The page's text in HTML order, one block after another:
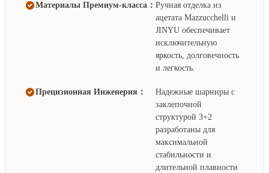
Материалы Премиум-класса： Ручная отделка из
ацетата Mazzucchelli и
JINYU обеспечивает
исключительную
яркость, долговечность
и легкость.
Прецизионная Инженерия：
Надежные шарниры с
заклепочной
структурой 3+2
разработаны для
максимальной
стабильности и
длительной плавности